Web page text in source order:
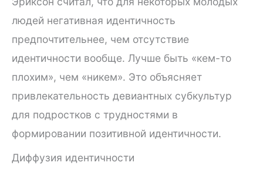
людей негативная идентичность
предпочтительнее, чем отсутствие
идентичности вообще. Лучше быть «кем-то
плохим», чем «никем». Это объясняет
привлекательность девиантных субкультур
для подростков с трудностями в
формировании позитивной идентичности.
Диффузия идентичности